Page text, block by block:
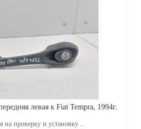
левая к Fiat Tempra, 1994г.
на проверку и установку ..